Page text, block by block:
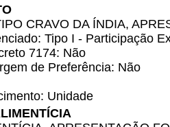
CRAVO DA ÍNDIA,
Tipo I - Participação
7174: Não
de Preferência: Não
Unidade